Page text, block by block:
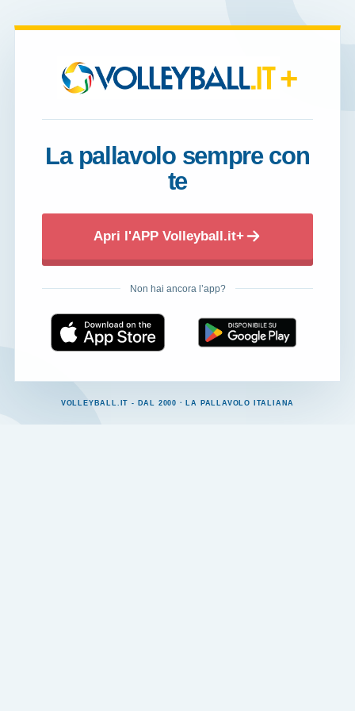
+
La pallavolo sempre con
te
Apri l'APP Volleyball.it+
Non hai ancora l’app?
VOLLEYBALL.IT - DAL 2000 · LA PALLAVOLO ITALIANA